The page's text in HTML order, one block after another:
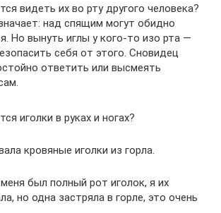
видеть их во рту другого человека?
над спящим могут обидно
Но вынуть иглы у кого-то изо рта —
себя от этого. Сновидец
ответить или высмеять
иголки в руках и ногах?
кровяные иголки из горла.
был полный рот иголок, я их
но одна застряла в горле, это очень